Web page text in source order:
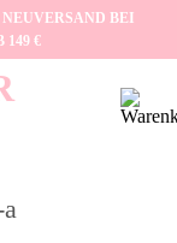
BEI
149 €